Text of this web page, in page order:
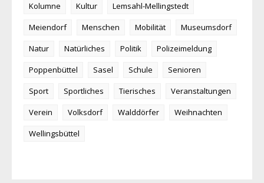
Kolumne
Kultur
Lemsahl-Mellingstedt
Meiendorf
Menschen Mobilität
Museumsdorf
Natur
Natürliches Politik
Polizeimeldung
Poppenbüttel
Sasel Schule
Senioren
Sport
Sportliches Tierisches
Veranstaltungen
Verein
Volksdorf Walddörfer
Weihnachten
Wellingsbüttel